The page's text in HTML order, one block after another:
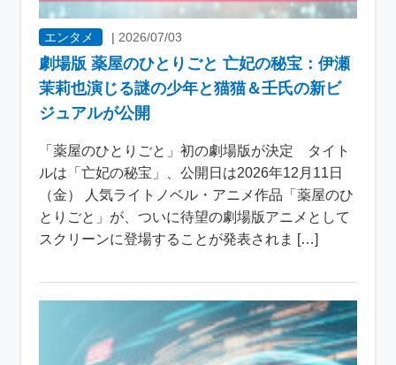
エンタメ | 2026/07/03
劇場版 薬屋のひとりごと 亡妃の秘宝：伊瀬
茉莉也演じる謎の少年と猫猫＆壬氏の新ビ
ジュアルが公開
「薬屋のひとりごと」初の劇場版が決定 タイト
ルは「亡妃の秘宝」、公開日は2026年12月11日
（金） 人気ライトノベル・アニメ作品「薬屋のひ
とりごと」が、ついに待望の劇場版アニメとして
スクリーンに登場することが発表されま […]